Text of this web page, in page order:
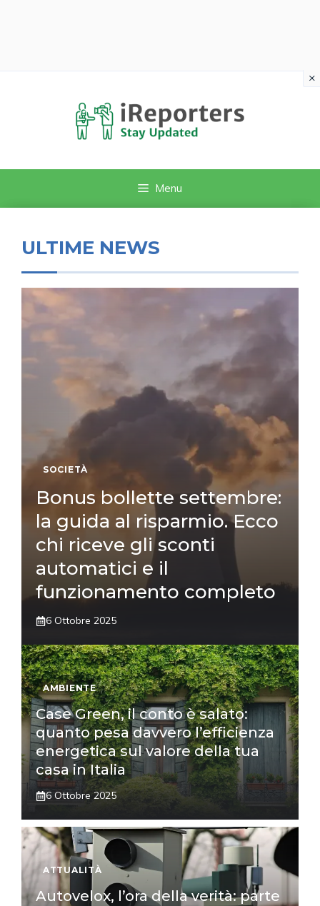
Menu
ULTIME NEWS
SOCIETÀ
Bonus bollette settembre:
la guida al risparmio. Ecco
chi riceve gli sconti
automatici e il
funzionamento completo
6 Ottobre 2025
AMBIENTE
Case Green, il conto è salato:
quanto pesa davvero l’efficienza
energetica sul valore della tua
casa in Italia
6 Ottobre 2025
ATTUALITÀ
Autovelox, l’ora della verità: parte
×